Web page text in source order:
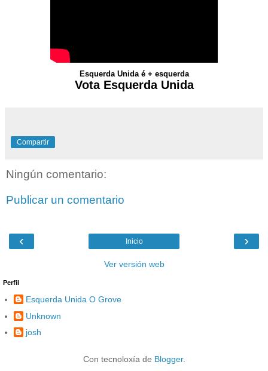
Esquerda Unida é + esquerda
Vota Esquerda Unida
Compartir
Ningún comentario:
Publicar un comentario
‹ ›
Inicio
Ver versión web
Perfil
Esquerda Unida O Grove
Unknown
josh
Con tecnoloxía de Blogger.